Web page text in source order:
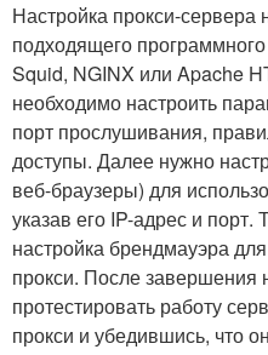
Настройка прокси-сервера
подходящего программного
Squid, NGINX или Apache
необходимо настроить
порт прослушивания,
доступы. Далее нужно
веб-браузеры) для
указав его IP-адрес и
настройка брендмауэра
прокси. После завершения
протестировать работу
прокси и убедившись, что